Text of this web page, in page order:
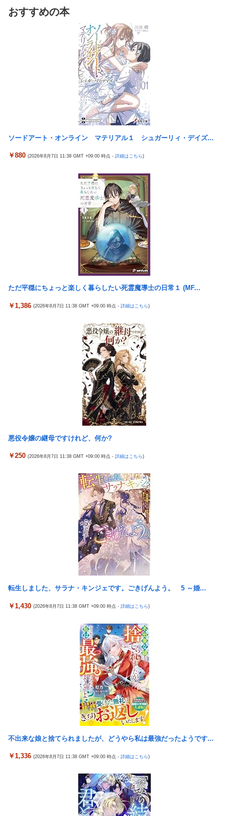
発覚ｗｗｗｗｗ
エース級の財務官僚が異例転出へ 官邸幹部「協力的でなかった
町の弁当屋「申し訳ないが消費税1%になったらその分商品代を値
【泣】年配夫婦が営む中華屋さん、休業を知らせる貼り紙に応援
中国で新型コロナウイルス拡大「治療薬販売制限指針」のせいで
ライチェーン変更で対抗した結果……
福岡県議会「海外旅行じゃない、海外活動だ！」→視察費2.65億
【画像】かつて天下を獲っていたYouTuberの現在ｗｗｗｗ
【悲報】コレコレ、月収1億円ｗｗｗそりゃ外出るのにボディガ
【悲報】福岡の電車、完全にやらかす。構内アナウンスでド下ネ
タを連発するｗｗｗｗｗ
【悲報】有名漫画家、がんを公表「大腸癌になってしまいまし
た。肝臓に転移も見られてステージ4です」
【速報】とある魔術の禁書目録、最新刊でヒロイン戦争決着
wwwwwwwwwwwww
よ????」
【悲報】 ピカチュウが大量に半額
海外「全部日本の真似だったのか…」 日本の普通のテレビ番組が
最新SNSの数十年先を行っていたと話題に
羽田ニアミス搭乗の中国人「補償も見舞いもない」中国ネット
【画像】お前らこの超美人容疑者が、整形か否か判定して！！→
画像がこちらw w w w w w w w w w
パチンコ配信者さん、ミスでSEEDをパンクさせてしまう…
投資家ワイ、スマホポチッとするだけで大金を稼いでしまう
積水ハウス「地面師に55億円騙し取られた…」ワイ「はえーかわ
いそう…会社滅茶苦茶やろなぁ」
ロッテ毛利海大、vs西武0.92 vsその他7.41
【新台】山佐「スマスロゼーガペインETR」販売告知にて筐体公
開来たぞ！次世代ゼーガシステム起動！！！
中国人22人がタイの空港で搭乗拒否される、警備員が「つり目」
ジェスチャー―香港メディア [8/6]
【動画】大阪府警のおっさん射殺映像が公開される。当然のよう
に無抵抗だったことが発覚
【緊急】世界各地で販売の中国企業Zbtlink製ルーター20機種に
韓国KOSPIで徹底的に儲けたい某海外資本、韓国人投資家に楽観
的すぎる未来予測を提示して……
15歳少女に薬と酒飲ませカラオケ店で性的暴行、動画撮影 54歳
無職を再逮捕 動画770本も見つかる
大日本帝国陸軍「侵攻できたとして、食糧どうすんだよ」大本営
「現地調達」陸軍「え？」
【FF16】 「ファイナルファンタジー16」発売日が6/22に決定＆
最新PV公開！思ったより発売早い…もう半年後か！
韓国が独島を不法占拠？…日本の高校新教科書、また強引な主張
ドンキのうなぎ食べた14人が食中毒…3歳児から75歳まで被害
「日本放送協会です」と名乗る男にドアを開けたら地獄…テレビ
せた←警察官の神対応に感謝しかない
参政党・神谷代表、高市政権の食料品減税を「天下の愚策」と一
円公開で再炎上ｗｗｗ
参政党・神谷代表、高市政権の食料品減税を「天下の愚策」と一
【悲報】 ピカチュウが大量に半額
FGOのリリスさん、謎のSKB水着を着るｗｗｗｗｗｗｗｗｗｗｗ
【悲報】「店員」と「定員」を間違えるガチでヤバいやつ、ネッ
ト上に多すぎる ← これ・・・・・・
【悲報】ラノベ作家「新作ラブコメ書いたぞ！」冷笑系「いい歳
こいてラブコメ書いて恥ずかしくないの？」
【画像】ジェフ・ベゾスさん（資産約43兆7700億円）の嫁がコチ
ラｗｗｗｗｗ
パチンコ配信者さん、ミスでSEEDをパンクさせてしまう…
投資家ワイ、スマホポチッとするだけで大金を稼いでしまう
積水ハウス「地面師に55億円騙し取られた…」ワイ「はえーかわ
いそう…会社滅茶苦茶やろなぁ」
【ビスティ打法】ガチで疑問なんだけどオカルト信者って台を休
ませなかったら爆連したっていう思考にはならないの？
メトロイドプライム4 新品が2999円に…
韓国が独島を不法占拠？…日本の高校新教科書、また強引な主張
＝韓国の反応
「日本放送協会です」と名乗る男にドアを開けたら地獄…テレビ
もないのに居座り脅迫してきたNHK集金人を警察に通報して黙ら
せた←警察官の神対応に感謝しかない
参政党・神谷代表、高市政権の食料品減税を「天下の愚策」と一
【画像】 JKさん、日本最大級の”水かけ祭り”フェスでおっ〇ぱ
い丸見え！大量ぶっかけハプニングｗｗｗ
海外「新キャラもヤバいｗ」ヤニねこ第6話の海外反応
【画像】 『バニーガーデン』のフィギュア、マン肉が見えてしま
お足の状態の方を心配されてしまう
海外「さすが日本！」日本の医療従事者の倫理観の高さに海外が
「Sゴーゴージャグラー4KT（北電子）」「Lライザのアトリエ
KD（北電子）」が検定通過
職場の人妻と不倫をして、ついに、、、
伊藤裕樹、次戦勝利でタイトルマッチへ
【ウマ娘】バッドイベントの中でもサボり癖だけは許さん
【スパロボ】インパクトやアルファ外伝くらいのバランス求
撃で倒せてたけどね
増水した川に取り残されたアライグマ、パドルボードで救助され
て人の脚の下に潜り込む【海外の反応】
おすすめの本
ソードアート・オンライン マテリアル１ シュガーリィ・デイズ...
￥880 (2026年8月7日 11:38 GMT +09:00 時点 - 詳細はこちら)
ただ平穏にちょっと楽しく暮らしたい死霊魔導士の日常１ (MF...
￥1,386 (2026年8月7日 11:38 GMT +09:00 時点 - 詳細はこちら)
悪役令嬢の継母ですけれど、何か?
￥250 (2026年8月7日 11:38 GMT +09:00 時点 - 詳細はこちら)
転生しました、サラナ・キンジェです。ごきげんよう。 5 ～婚...
￥1,430 (2026年8月7日 11:38 GMT +09:00 時点 - 詳細はこちら)
不出来な娘と捨てられましたが、どうやら私は最強だったようです...
￥1,336 (2026年8月7日 11:38 GMT +09:00 時点 - 詳細はこちら)